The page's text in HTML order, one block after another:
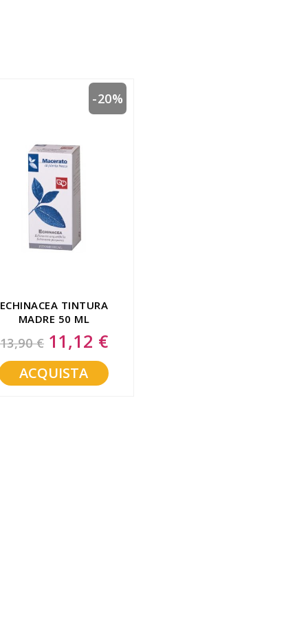
ECHINACEA TINTURA
MADRE 50 ML
13,90 €
-20%
Special
11,12 €
ACQUISTA